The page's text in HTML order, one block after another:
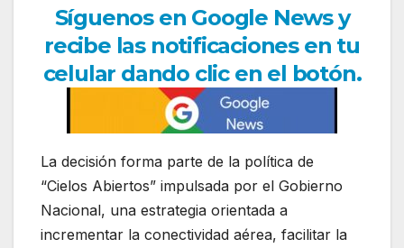
Síguenos en Google News y
recibe las notificaciones en tu
celular dando clic en el botón.
La decisión forma parte de la política de
“Cielos Abiertos” impulsada por el Gobierno
Nacional, una estrategia orientada a
incrementar la conectividad aérea, facilitar la